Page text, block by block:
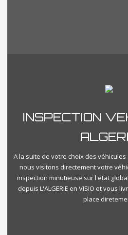
INSPECTION
A la suite de votre choix des
nous visitons directement votre
inspection minutieuse sur l'etat
depuis L'ALGERIE en VISIO et vous
place